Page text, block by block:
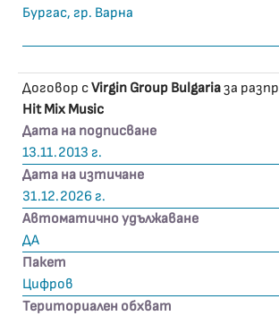
Бургас, гр. Варна
Договор сVirgin Group Bulgariaза
Hit Mix Music
Дата на подписване
13.11.2013 г.
Дата на изтичане
31.12.2026 г.
Автоматично удължаване
ДА
Пакет
Цифров
Териториален обхват